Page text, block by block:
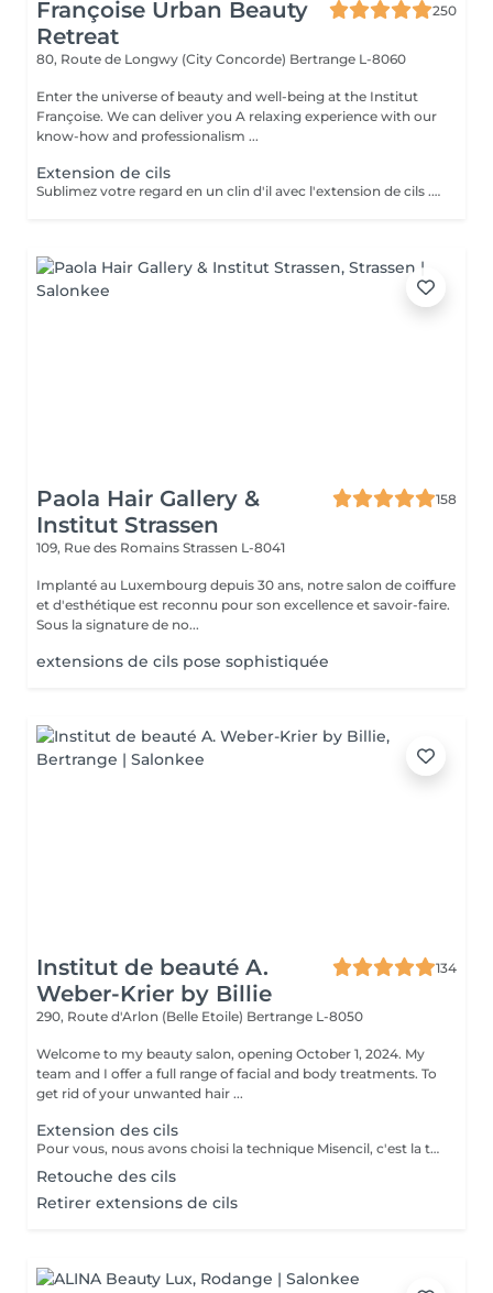
Françoise Urban Beauty
Retreat
250
80, Route de Longwy (City Concorde) Bertrange L-8060
Enter the universe of beauty and well-being at the Institut
Françoise. We can deliver you A relaxing experience with our
know-how and professionalism ...
Extension de cils
Sublimez votre regard en un clin d'il avec l'extension de cils . imaginez vous réveiller chaque matin avec un regard intense profond et ultra féminin sans avoir besoin de vous maquiller . Vos yeux deviendrons votre atout de séduction .
Paola Hair Gallery &
Institut Strassen
158
109, Rue des Romains Strassen L-8041
Implanté au Luxembourg depuis 30 ans, notre salon de coiffure
et d'esthétique est reconnu pour son excellence et savoir-faire.
Sous la signature de no...
extensions de cils pose sophistiquée
Institut de beauté A.
Weber-Krier by Billie
134
290, Route d'Arlon (Belle Etoile) Bertrange L-8050
Welcome to my beauty salon, opening October 1, 2024. My
team and I offer a full range of facial and body treatments. To
get rid of your unwanted hair ...
Extension des cils
Pour vous, nous avons choisi la technique Misencil, c'est la technique avec des valeurs sûres pour sublimer votre regard. Ensemble avec vous, nos techniciennes formes cette technique vont décider quelle pose vous faire. Que ce soit une pose de découverte, avec quelques cils posés sur les cils extérieurs ou une pose complète de star, avec laquelle vous serez éblouissante ! Ou encore une pose de volume russe pour les plus audacieuses ! Parce que vos yeux, c'est précieux ! Les avantages de Misencil: La protection maximale des yeux: La technique Misencils exige l'application de patchs en-dessous et au-dessus de l'oeil pour votre confort. Le respect du cil naturel : une analyse indispensable afin de choisir les bons cils. Des extensions synthétiques, hypoallergéniques qui ne comportent aucun additif chimique, ni matière animale. Les cils Misencil sont souples et confortables. L'application cil à cil répond aux exigeances de toutes femmes ainsi qu'à leur sécurité.
Retouche des cils
Retirer extensions de cils